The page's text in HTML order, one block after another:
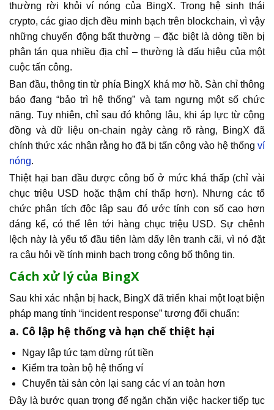
thường rời khỏi ví nóng của BingX. Trong hệ sinh thái
crypto, các giao dịch đều minh bạch trên blockchain, vì vậy
những chuyển động bất thường – đặc biệt là dòng tiền bị
phân tán qua nhiều địa chỉ – thường là dấu hiệu của một
cuộc tấn công.
Ban đầu, thông tin từ phía BingX khá mơ hồ. Sàn chỉ thông
báo đang “bảo trì hệ thống” và tạm ngưng một số chức
năng. Tuy nhiên, chỉ sau đó không lâu, khi áp lực từ cộng
đồng và dữ liệu on-chain ngày càng rõ ràng, BingX đã
chính thức xác nhận rằng họ đã bị tấn công vào hệ thống ví
nóng.
Thiệt hại ban đầu được công bố ở mức khá thấp (chỉ vài
chục triệu USD hoặc thậm chí thấp hơn). Nhưng các tổ
chức phân tích độc lập sau đó ước tính con số cao hơn
đáng kể, có thể lên tới hàng chục triệu USD. Sự chênh
lệch này là yếu tố đầu tiên làm dấy lên tranh cãi, vì nó đặt
ra câu hỏi về tính minh bạch trong công bố thông tin.
Cách xử lý của BingX
Sau khi xác nhận bị hack, BingX đã triển khai một loạt biện
pháp mang tính “incident response” tương đối chuẩn:
a. Cô lập hệ thống và hạn chế thiệt hại
Ngay lập tức tạm dừng rút tiền
Kiểm tra toàn bộ hệ thống ví
Chuyển tài sản còn lại sang các ví an toàn hơn
Đây là bước quan trọng để ngăn chặn việc hacker tiếp tục